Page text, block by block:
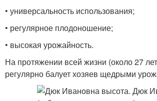
• универсальность использования;
• регулярное плодоношение;
• высокая урожайность.
На протяжении всей жизни (около 27
регулярно балует хозяев щедрыми